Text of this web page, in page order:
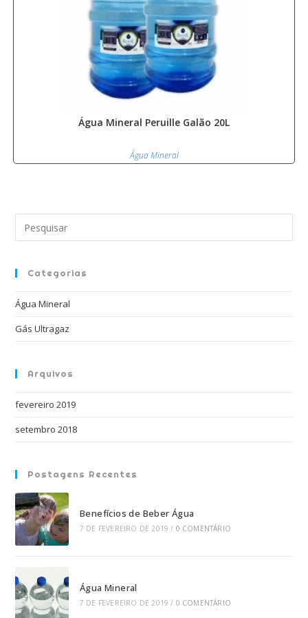
Água Mineral Peruille Galão 20L
Água Mineral
a
Categorias
Água Mineral
Gás Ultragaz
Arquivos
fevereiro 2019
setembro 2018
Postagens Recentes
Benefícios de Beber Água
7 DE FEVEREIRO DE 2019 / 0 COMENTÁRIO
Água Mineral
7 DE FEVEREIRO DE 2019 / 0 COMENTÁRIO